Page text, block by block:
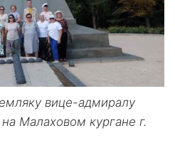
вице-адмиралу
Малаховом кургане г.